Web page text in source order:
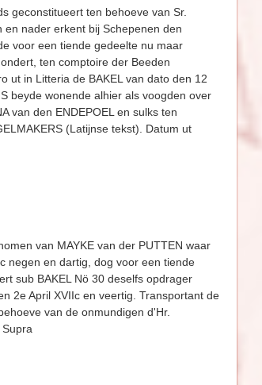
geconstitu­eert ten behoeve van Sr.
en nader erkent bij Schepenen den
voor een tiende ge­deelte nu maar
ten comptoire der Beeden
ut in Litteria de BAKEL van dato den 12
beyde wonende alhier als voogden over
van den ENDEPOEL en sulks ten
(Latijnse tekst). Datum ut
van MAYKE van der PUTTEN waar
negen en dartig, dog voor een tiende
sub BAKEL Nö 30 deselfs opdrager
2e April XVIIc en veertig. Transportant de
van de onmun­digen d'Hr.